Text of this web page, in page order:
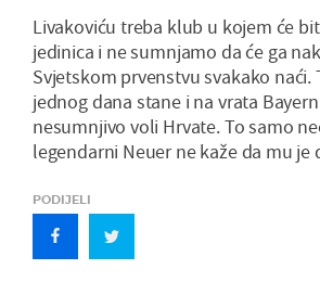
Livakoviću treba klub u kojem će
jedinica i ne sumnjamo da će ga
Svjetskom prvenstvu svakako naći.
jednog dana stane i na vrata
nesumnjivo voli Hrvate. To samo
legendarni Neuer ne kaže da mu je
PODIJELI